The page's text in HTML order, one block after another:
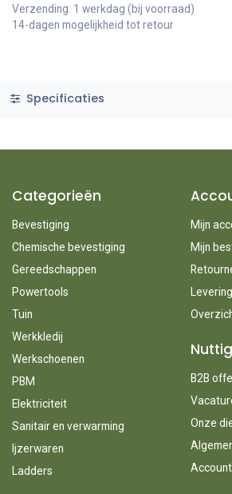
Verzending: 1 werkdag (bij voorraad)
14-dagen mogelijkheid tot retour
Specificaties
Categorieën
Bevestiging
Chemische bevestiging
Gereedschappen
Powertools
Tuin
Werkkledij
Werkschoenen
PBM
Elektriciteit
Sanitair en verwarming
Ijzerwaren
Ladders
Mijn
Mijn
B2B
Onze